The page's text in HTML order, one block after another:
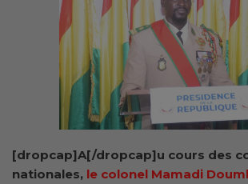
[dropcap]A[/dropcap]u cours des
nationales, le colonel Mamadi